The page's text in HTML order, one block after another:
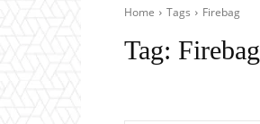
Home Tags Firebag
Tag: Firebag